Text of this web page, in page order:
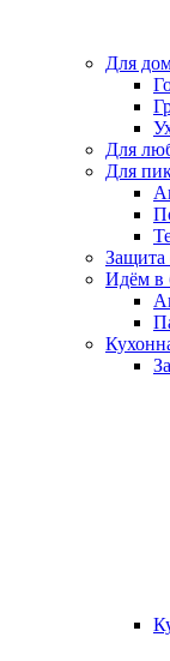
Для
Для
Для
Защита
Идём в